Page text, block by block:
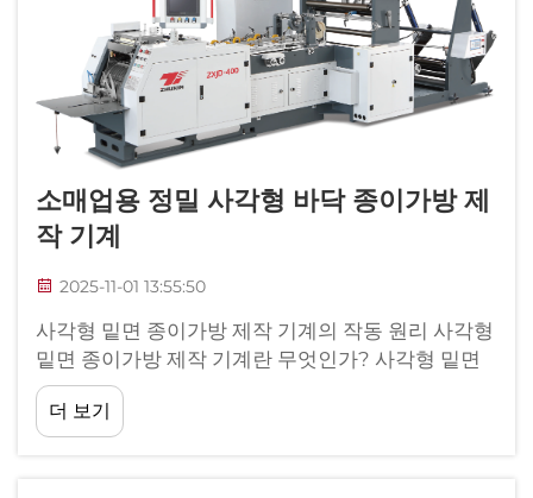
소매업용 정밀 사각형 바닥 종이가방 제
작 기계
2025-11-01 13:55:50
사각형 밑면 종이가방 제작 기계의 작동 원리 사각형
밑면 종이가방 제작 기계란 무엇인가? 사각형 밑면
종이가방 제작 기계는 요즘 우리가 흔히 보는 튼튼한
소매용 가방 생산을 효율화합니다. 이 기계의 특징
은...
더 보기